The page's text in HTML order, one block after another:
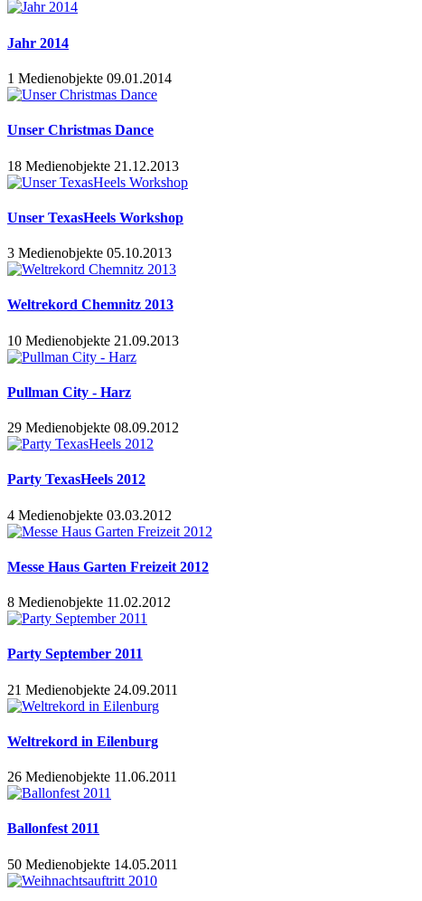
Jahr 2014
1 Medienobjekte 09.01.2014
Unser Christmas Dance
18 Medienobjekte 21.12.2013
Unser TexasHeels Workshop
3 Medienobjekte 05.10.2013
Weltrekord Chemnitz 2013
10 Medienobjekte 21.09.2013
Pullman City - Harz
29 Medienobjekte 08.09.2012
Party TexasHeels 2012
4 Medienobjekte 03.03.2012
Messe Haus Garten Freizeit 2012
8 Medienobjekte 11.02.2012
Party September 2011
21 Medienobjekte 24.09.2011
Weltrekord in Eilenburg
26 Medienobjekte 11.06.2011
Ballonfest 2011
50 Medienobjekte 14.05.2011